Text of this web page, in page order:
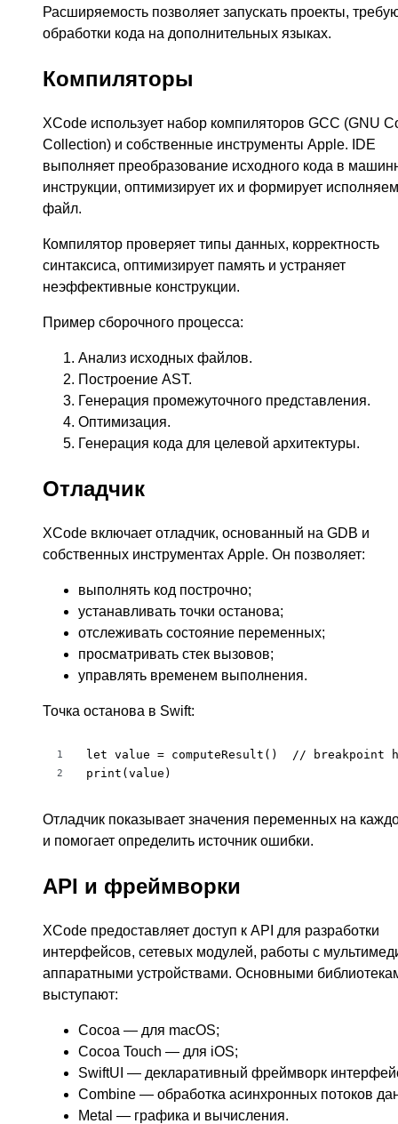
Расширяемость позволяет запускать проекты,
обработки кода на дополнительных языках.
Компиляторы
XCode использует набор компиляторов GCC (GNU
Collection) и собственные инструменты Apple. IDE
выполняет преобразование исходного кода в
инструкции, оптимизирует их и формирует
файл.
Компилятор проверяет типы данных, корректность
синтаксиса, оптимизирует память и устраняет
неэффективные конструкции.
Пример сборочного процесса:
Анализ исходных файлов.
Построение AST.
Генерация промежуточного представления.
Оптимизация.
Генерация кода для целевой архитектуры.
Отладчик
XCode включает отладчик, основанный на GDB и
собственных инструментах Apple. Он позволяет:
выполнять код построчно;
устанавливать точки останова;
отслеживать состояние переменных;
просматривать стек вызовов;
управлять временем выполнения.
Точка останова в Swift:
1
2
let value = computeResult()  // breakpoint
print(value)
Отладчик показывает значения переменных на
и помогает определить источник ошибки.
API и фреймворки
XCode предоставляет доступ к API для разработки
интерфейсов, сетевых модулей, работы с
аппаратными устройствами. Основными
выступают:
Cocoa — для macOS;
Cocoa Touch — для iOS;
SwiftUI — декларативный фреймворк
Combine — обработка асинхронных потоков
Metal — графика и вычисления.